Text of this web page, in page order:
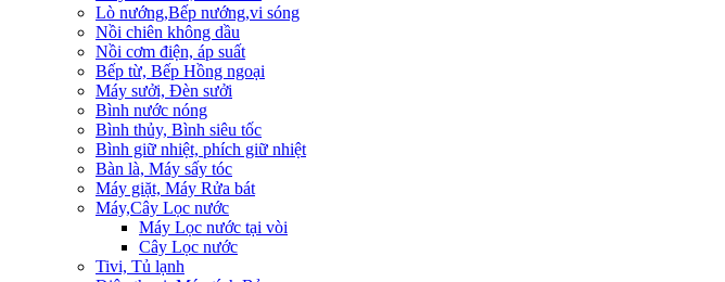
Lò nướng,Bếp nướng,vi sóng
Nồi chiên không dầu
Nồi cơm điện, áp suất
Bếp từ, Bếp Hồng ngoại
Máy sưởi, Đèn sưởi
Bình nước nóng
Bình thủy, Bình siêu tốc
Bình giữ nhiệt, phích giữ nhiệt
Bàn là, Máy sấy tóc
Máy giặt, Máy Rửa bát
Máy,Cây Lọc nước
Máy Lọc nước tại vòi
Cây Lọc nước
Tivi, Tủ lạnh